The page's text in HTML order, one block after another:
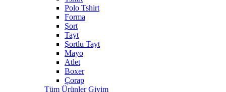
Polo Tshirt
Forma
Şort
Tayt
Şortlu Tayt
Mayo
Atlet
Boxer
Çorap
Tüm Ürünler Giyim